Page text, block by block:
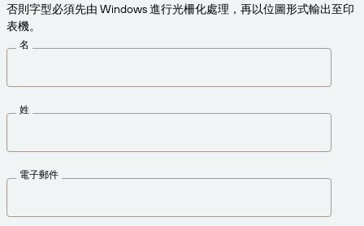
歡迎免費試用
新聞中心
否則字型必須先由 Windows 進行光柵化處理，再以位圖形式輸出至印
表機。
名
姓
電子郵件